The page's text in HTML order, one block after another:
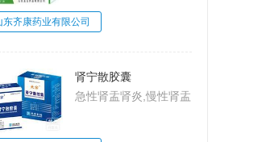
大肠梗阻,肠系膜上动脉
东齐康药业有限公司
肾宁散胶囊
急性肾盂肾炎,慢性肾盂